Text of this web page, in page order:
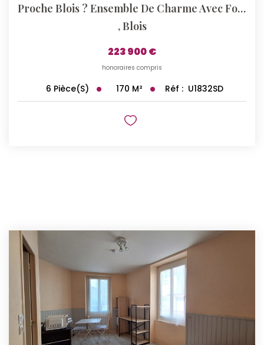
Proche Blois ? Ensemble De Charme Avec Fort Potentiel
,Blois
223 900 €
honoraires compris
6 Pièce(s) 170 M² Réf : U1832SD